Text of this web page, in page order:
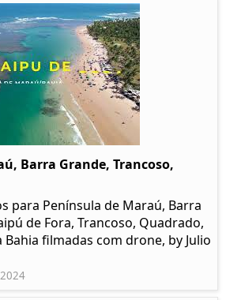
Barra Grande, Trancoso,
para Península de Maraú, Barra
de Fora, Trancoso, Quadrado,
filmadas com drone, by Julio